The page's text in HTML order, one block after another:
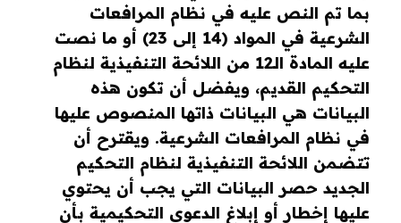
بما تم النص عليه في نظام المرافعات
الشرعية في المواد (14 إلى 23) أو ما نصت
عليه المادة الـ12 من اللائحة التنفيذية لنظام
التحكيم القديم، ويفضل أن تكون هذه
البيانات هي البيانات ذاتها المنصوص عليها
في نظام المرافعات الشرعية. ويقترح أن
تتضمن اللائحة التنفيذية لنظام التحكيم
الجديد حصر البيانات التي يجب أن يحتوي
عليها إخطار أو إبلاغ الدعوى التحكيمية بأن